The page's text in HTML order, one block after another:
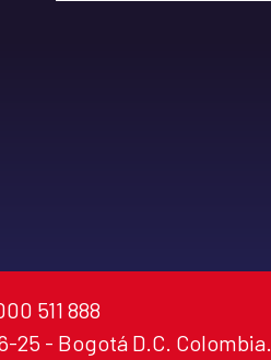
511 888
25 - Bogotá D.C. Colombia.